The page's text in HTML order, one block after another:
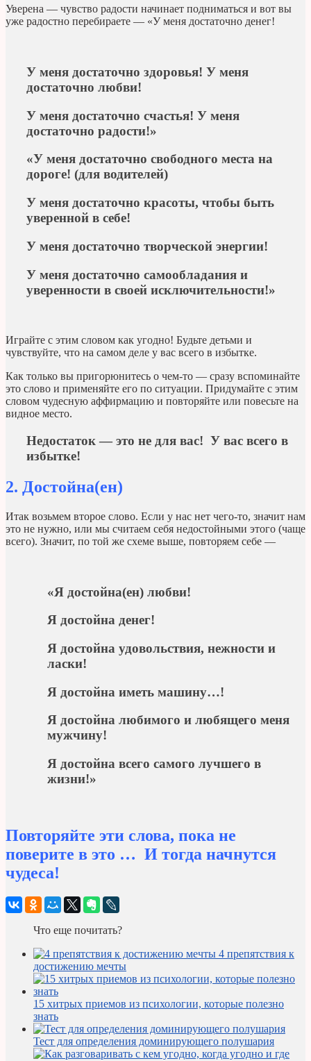
Уверена — чувство радости начинает подниматься и вот вы
уже радостно перебираете — «У меня достаточно денег!
У меня достаточно здоровья! У меня
достаточно любви!
У меня достаточно счастья! У меня
достаточно радости!»
«У меня достаточно свободного места на
дороге! (для водителей)
У меня достаточно красоты, чтобы быть
уверенной в себе!
У меня достаточно творческой энергии!
У меня достаточно самообладания и
уверенности в своей исключительности!»
Играйте с этим словом как угодно! Будьте детьми и
чувствуйте, что на самом деле у вас всего в избытке.
Как только вы пригорюнитесь о чем-то — сразу вспоминайте
это слово и применяйте его по ситуации. Придумайте с этим
словом чудесную аффирмацию и повторяйте или повесьте на
видное место.
Недостаток — это не для вас! У вас всего в
избытке!
2. Достойна(ен)
Итак возьмем второе слово. Если у нас нет чего-то, значит нам
это не нужно, или мы считаем себя недостойными этого (чаще
всего). Значит, по той же схеме выше, повторяем себе —
«Я достойна(ен) любви!
Я достойна денег!
Я достойна удовольствия, нежности и
ласки!
Я достойна иметь машину…!
Я достойна любимого и любящего меня
мужчину!
Я достойна всего самого лучшего в
жизни!»
Повторяйте эти слова, пока не
поверите в это … И тогда начнутся
чудеса!
Что еще почитать?
4 препятствия к
достижению мечты
15 хитрых приемов из психологии, которые полезно
знать
Тест для определения доминирующего полушария